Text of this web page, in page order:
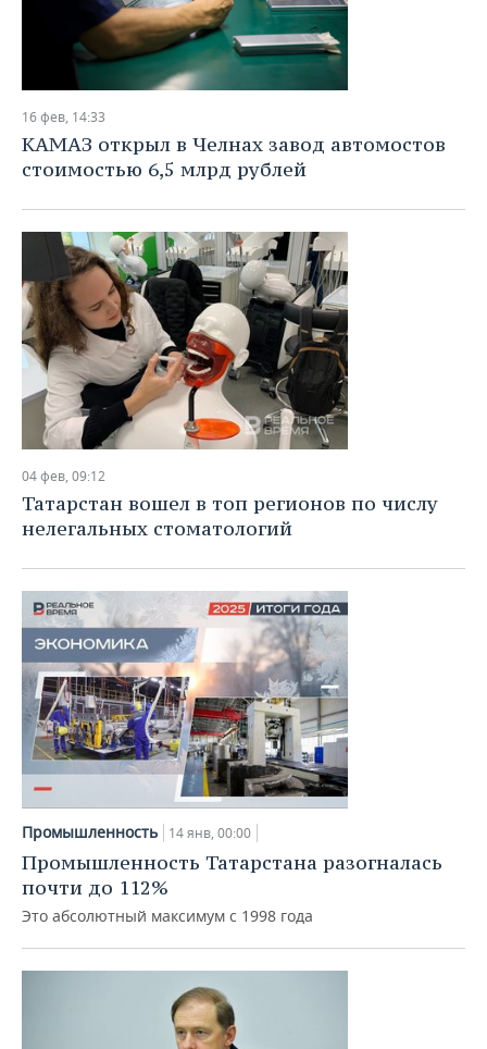
16 фев, 14:33
КАМАЗ открыл в Челнах завод автомостов
стоимостью 6,5 млрд рублей
04 фев, 09:12
Татарстан вошел в топ регионов по числу
нелегальных стоматологий
Промышленность 14 янв, 00:00
Промышленность Татарстана разогналась
почти до 112%
Это абсолютный максимум с 1998 года